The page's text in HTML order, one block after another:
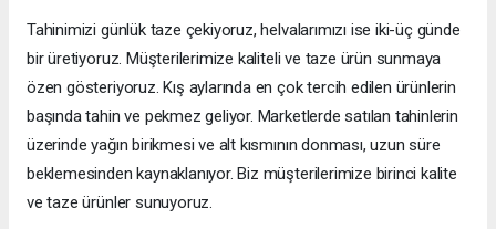
Tahinimizi günlük taze çekiyoruz, helvalarımızı ise iki-üç günde
bir üretiyoruz. Müşterilerimize kaliteli ve taze ürün sunmaya
özen gösteriyoruz. Kış aylarında en çok tercih edilen ürünlerin
başında tahin ve pekmez geliyor. Marketlerde satılan tahinlerin
üzerinde yağın birikmesi ve alt kısmının donması, uzun süre
beklemesinden kaynaklanıyor. Biz müşterilerimize birinci kalite
ve taze ürünler sunuyoruz.